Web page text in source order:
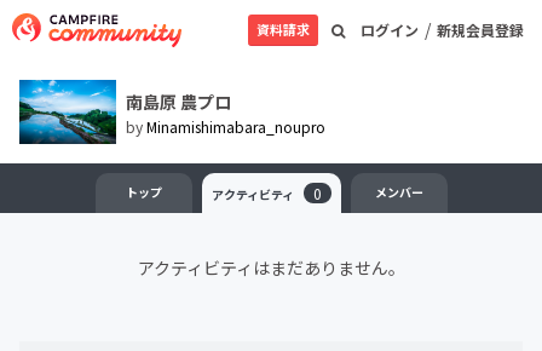
ログイン / 新規会員登録
資料請求
南島原 農プロ
byMinamishimabara_noupro
トップ アクティビティ 0 メンバー
アクティビティはまだありません。